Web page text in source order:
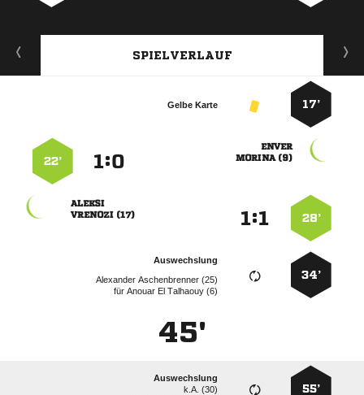
SPIELVERLAUF
17’
Gelbe Karte

 
:
22’
28’
:

 
34’
Auswechslung
  
für   
45'
55’
Auswechslung
k.A. (30)